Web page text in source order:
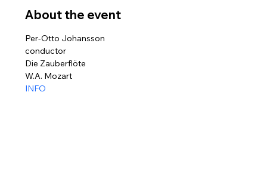
About the event
Per-Otto Johansson
conductor
Die Zauberflöte
W.A. Mozart
INFO